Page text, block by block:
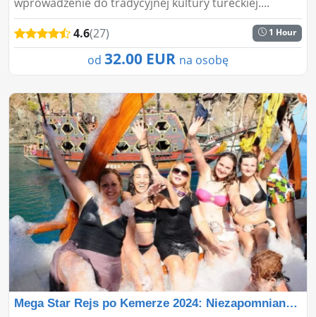
4.6(27) 1 Hour
od 32.00 EUR na osobę
Mega Star Rejs po Kemerze 2024: Niezapomniana Morska P